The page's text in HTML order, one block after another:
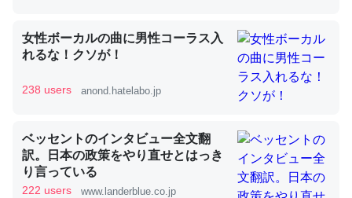
─ニュース :: 【研究発表】昆虫学の大問題＝「昆虫はなぜ海にいな
いのか」に関する新仮説
論文では「淡水はカルシウムも酸素も不足してて両方に不
利だから両方が拮抗してるのでは」とあって面白い。海に
いる鋏角類（カブトガニ・ウミグモ）はカルシウムを使わ
女性ボーカルの曲に男性コーラス入
れるな！クソが！
238 users anond.hatelabo.jp
ベッセントのインタビュー全文翻
訳。日本の政策をやり直せとはっき
り言っている
222 users www.landerblue.co.jp